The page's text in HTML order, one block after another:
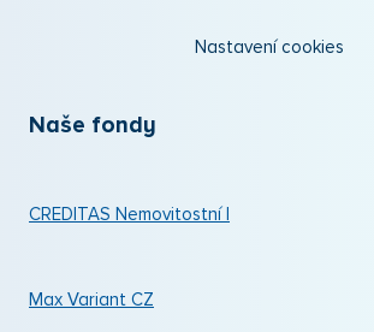
Nastavení cookies
Naše fondy
CREDITAS Nemovitostní I
Max Variant CZ